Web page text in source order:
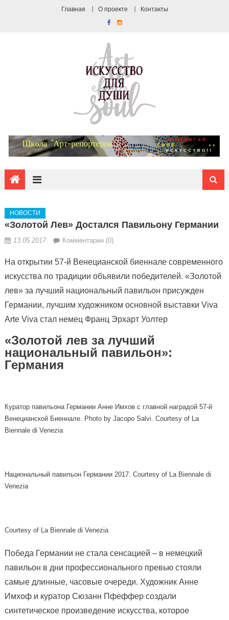
Главная О проекте Контакты
НОВОСТИ
«Золотой Лев» Достался Павильону Германии
13.05.2017 Комментарии (0)
На открытии 57-й Венецианской биеннале современного
искусства по традиции объявили победителей. «Золотой
лев» за лучший национальный павильон присужден
Германии, лучшим художником основной выставки Viva
Arte Viva стал немец Франц Эрхарт Уолтер
«Золотой лев за лучший
национальный павильон»:
Германия
Куратор павильона Германии Анне Имхов с главной наградой 57-й
Венецианской Биеннале. Photo by Jacopo Salvi. Courtesy of La
Biennale di Venezia
Национальный павильон Германии 2017. Courtesy of La Biennale di
Venezia
Courtesy of La Biennale di Venezia
Победа Германии не стала сенсацией – в немецкий
павильон в дни профессионального превью стояли
самые длинные, часовые очереди. Художник Анне
Имхоф и куратор Сюзанн Пфеффер создали
синтетическое произведение искусства, которое